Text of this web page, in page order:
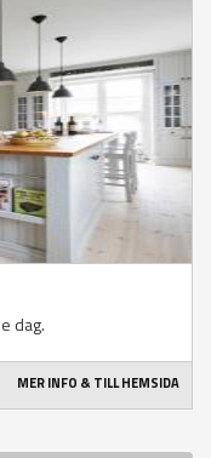
dag.
MER INFO & TILL HEMSIDA